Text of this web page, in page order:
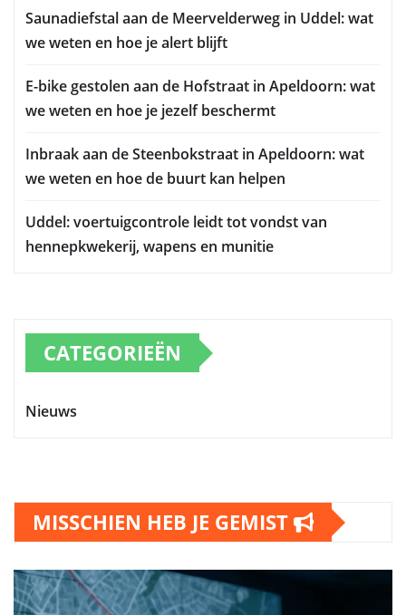
Saunadiefstal aan de Meervelderweg in Uddel: wat
we weten en hoe je alert blijft
E-bike gestolen aan de Hofstraat in Apeldoorn: wat
we weten en hoe je jezelf beschermt
Inbraak aan de Steenbokstraat in Apeldoorn: wat
we weten en hoe de buurt kan helpen
Uddel: voertuigcontrole leidt tot vondst van
hennepkwekerij, wapens en munitie
CATEGORIEËN
Nieuws
MISSCHIEN HEB JE GEMIST